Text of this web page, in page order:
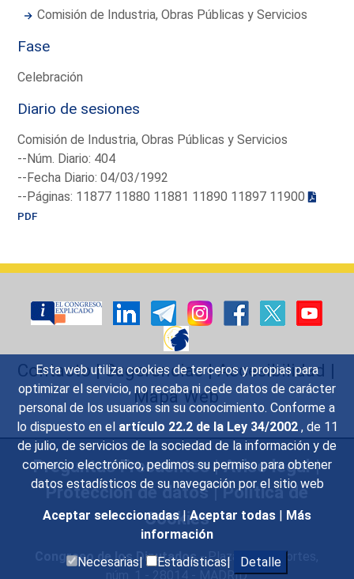
Esta web utiliza cookies de terceros y propias para
optimizar el servicio, no recaba ni cede datos de carácter
personal de los usuarios sin su conocimiento. Conforme a
lo dispuesto en el artículo 22.2 de la Ley 34/2002 , de 11
de julio, de servicios de la sociedad de la información y de
comercio electrónico, pedimos su permiso para obtener
datos estadísticos de su navegación por el sitio web
Aceptar seleccionadas | Aceptar todas | Más
información
Necesarias|
Estadísticas| Detalle
Comisión de Industria, Obras Públicas y Servicios
Fase
Celebración
Diario de sesiones
Comisión de Industria, Obras Públicas y Servicios
--Núm. Diario: 404
--Fecha Diario: 04/03/1992
--Páginas: 11877 11880 11881 11890 11897 11900
PDF
Contacto|Sugerencias|Accesibilidad |
Mapa Web
Preguntas Frecuentes|Aviso legal|
Protección de datos|Política de
Cookies
Congreso de los Diputados- Plaza de las Cortes,
núm. 1 - 28014 - MADRID